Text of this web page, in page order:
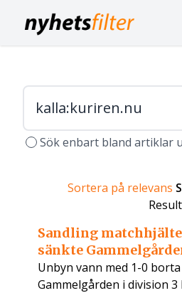
Sök enbart bland artiklar
Sortera på relevans
Sandling
sänkte
Unbyn vann med 1-0
Gammelgården i division